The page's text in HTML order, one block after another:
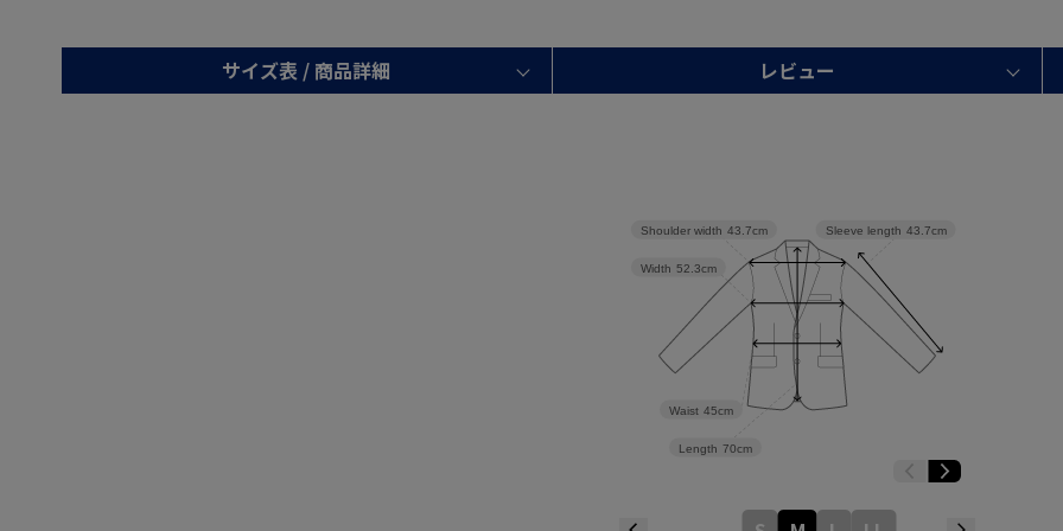
サイズ表 / 商品詳細 レビュー
Sleeve length 43.7cm
Length 70cm
Waist 45cm
Width 52.3cm
Shoulder width 43.7cm